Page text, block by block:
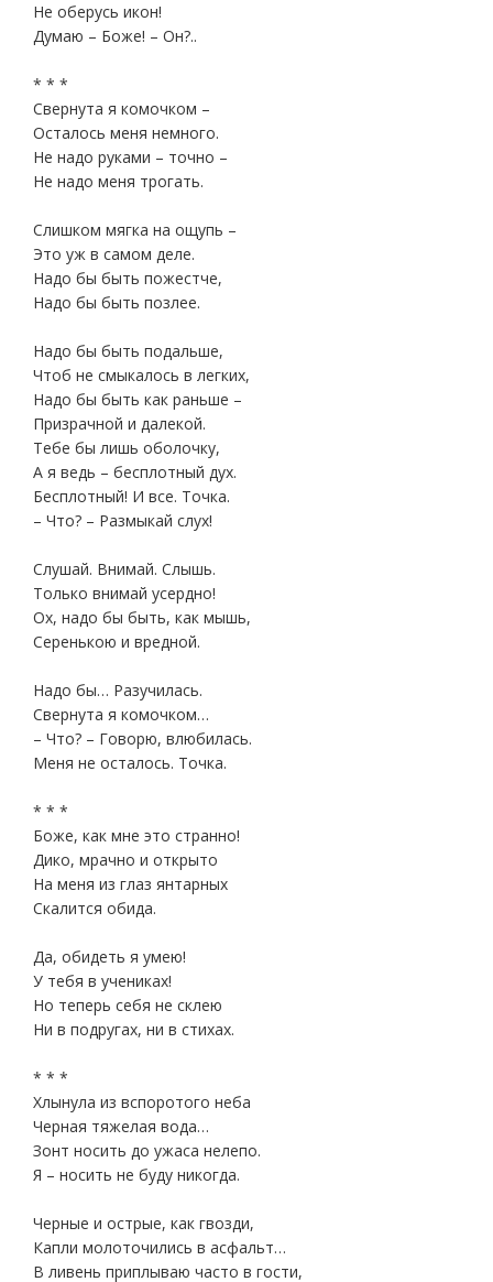
Не оберусь икон!
Думаю – Боже! – Он?..
* * *
Свернута я комочком –
Осталось меня немного.
Не надо руками – точно –
Не надо меня трогать.
Слишком мягка на ощупь –
Это уж в самом деле.
Надо бы быть пожестче,
Надо бы быть позлее.
Надо бы быть подальше,
Чтоб не смыкалось в легких,
Надо бы быть как раньше –
Призрачной и далекой.
Тебе бы лишь оболочку,
А я ведь – бесплотный дух.
Бесплотный! И все. Точка.
– Что? – Размыкай слух!
Слушай. Внимай. Слышь.
Только внимай усердно!
Ох, надо бы быть, как мышь,
Серенькою и вредной.
Надо бы… Разучилась.
Свернута я комочком…
– Что? – Говорю, влюбилась.
Меня не осталось. Точка.
* * *
Боже, как мне это странно!
Дико, мрачно и открыто
На меня из глаз янтарных
Скалится обида.
Да, обидеть я умею!
У тебя в учениках!
Но теперь себя не склею
Ни в подругах, ни в стихах.
* * *
Хлынула из вспоротого неба
Черная тяжелая вода…
Зонт носить до ужаса нелепо.
Я – носить не буду никогда.
Черные и острые, как гвозди,
Капли молоточились в асфальт…
В ливень приплываю часто в гости,